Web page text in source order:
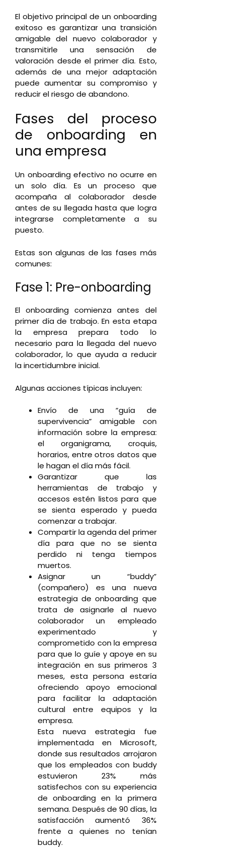
El objetivo principal de un onboarding
exitoso es garantizar una transición
amigable del nuevo colaborador y
transmitirle una sensación de
valoración desde el primer día. Esto,
además de una mejor adaptación
puede aumentar su compromiso y
reducir el riesgo de abandono.
Fases del proceso
de onboarding en
una empresa
Un onboarding efectivo no ocurre en
un solo día. Es un proceso que
acompaña al colaborador desde
antes de su llegada hasta que logra
integrarse completamente a su
puesto.
Estas son algunas de las fases más
comunes:
Fase 1: Pre-onboarding
El onboarding comienza antes del
primer día de trabajo. En esta etapa
la empresa prepara todo lo
necesario para la llegada del nuevo
colaborador, lo que ayuda a reducir
la incertidumbre inicial.
Algunas acciones típicas incluyen:
Envío de una “guía de
supervivencia” amigable con
información sobre la empresa:
el organigrama, croquis,
horarios, entre otros datos que
le hagan el día más fácil.
Garantizar que las
herramientas de trabajo y
accesos estén listos para que
se sienta esperado y pueda
comenzar a trabajar.
Compartir la agenda del primer
día para que no se sienta
perdido ni tenga tiempos
muertos.
Asignar un “buddy”
(compañero) es una nueva
estrategia de onboarding que
trata de asignarle al nuevo
colaborador un empleado
experimentado y
comprometido con la empresa
para que lo guíe y apoye en su
integración en sus primeros 3
meses, esta persona estaría
ofreciendo apoyo emocional
para facilitar la adaptación
cultural entre equipos y la
empresa.
Esta nueva estrategia fue
implementada en Microsoft,
donde sus resultados arrojaron
que los empleados con buddy
estuvieron 23% más
satisfechos con su experiencia
de onboarding en la primera
semana. Después de 90 días, la
satisfacción aumentó 36%
frente a quienes no tenían
buddy.